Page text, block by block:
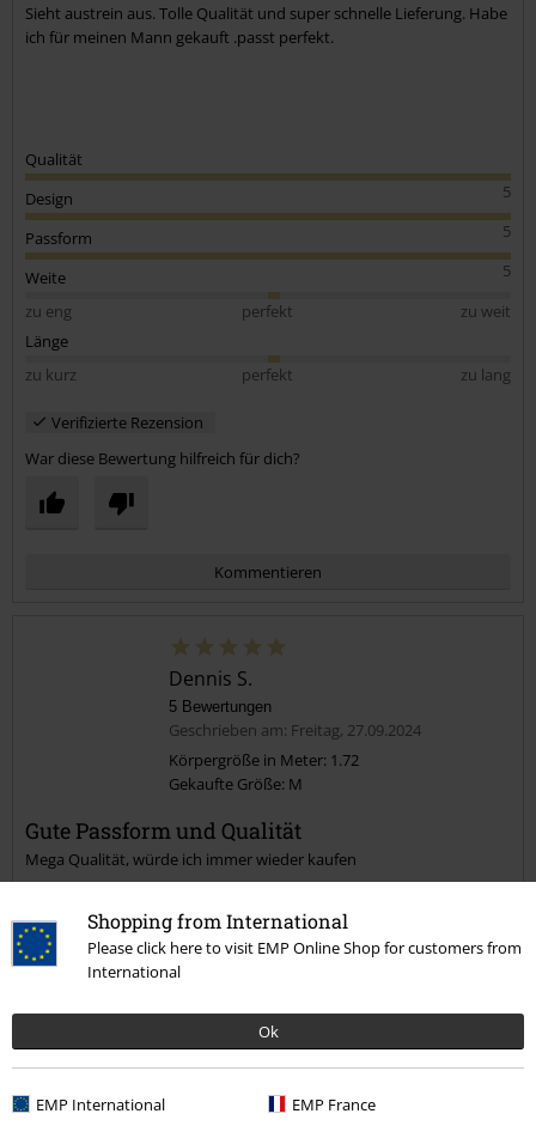
Shopping from International
Please click here to visit EMP Online Shop for customers from
International
Ok
EMP International EMP France
Sieht austrein aus. Tolle Qualität und super schnelle Lieferung. Habe
ich für meinen Mann gekauft .passt perfekt.
Qualität
5
Design
5
Passform
5
Weite
zu eng
perfekt
zu weit
Länge
zu kurz
perfekt zu lang
Verifizierte Rezension
War diese Bewertung hilfreich für dich?
Kommentieren
Kommentar jetzt abschicken!
Dennis S.
5 Bewertungen
Geschrieben am: Freitag, 27.09.2024
Körpergröße in Meter: 1.72
Gekaufte Größe: M
Gute Passform und Qualität
Mega Qualität, würde ich immer wieder kaufen
Design